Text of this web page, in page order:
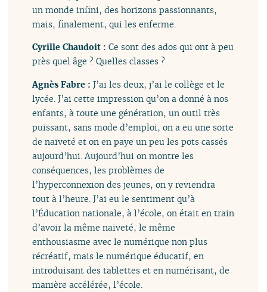
un monde infini, des horizons passionnants,
mais, finalement, qui les enferme.
Cyrille Chaudoit :Ce sont des ados qui ont à peu
près quel âge ? Quelles classes ?
Agnès Fabre :J’ai les deux, j’ai le collège et le
lycée. J’ai cette impression qu’on a donné à nos
enfants, à toute une génération, un outil très
puissant, sans mode d’emploi, on a eu une sorte
de naïveté et on en paye un peu les pots cassés
aujourd’hui. Aujourd’hui on montre les
conséquences, les problèmes de
l’hyperconnexion des jeunes, on y reviendra
tout à l’heure. J’ai eu le sentiment qu’à
l’Éducation nationale, à l’école, on était en train
d’avoir la même naïveté, le même
enthousiasme avec le numérique non plus
récréatif, mais le numérique éducatif, en
introduisant des tablettes et en numérisant, de
manière accélérée, l’école.